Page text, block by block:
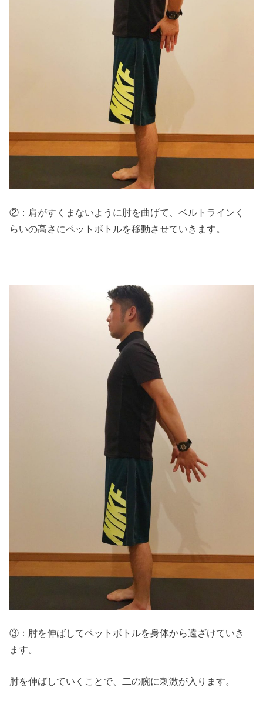
②：肩がすくまないように肘を曲げて、ベルトラインく
らいの高さにペットボトルを移動させていきます。
③：肘を伸ばしてペットボトルを身体から遠ざけていき
ます。
肘を伸ばしていくことで、二の腕に刺激が入ります。